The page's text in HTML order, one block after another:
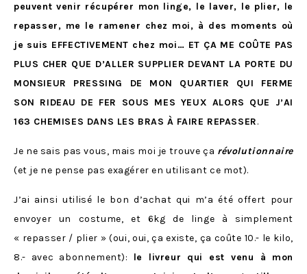
peuvent venir récupérer mon linge, le laver, le plier, le
repasser, me le ramener chez moi, à des moments où
je suis EFFECTIVEMENT chez moi… ET ÇA ME COÛTE PAS
PLUS CHER QUE D’ALLER SUPPLIER DEVANT LA PORTE DU
MONSIEUR PRESSING DE MON QUARTIER QUI FERME
SON RIDEAU DE FER SOUS MES YEUX ALORS QUE J’AI
163 CHEMISES DANS LES BRAS À FAIRE REPASSER.
Je ne sais pas vous, mais moi je trouve ça révolutionnaire
(et je ne pense pas exagérer en utilisant ce mot).
J’ai ainsi utilisé le bon d’achat qui m’a été offert pour
envoyer un costume, et 6kg de linge à simplement
« repasser / plier » (oui, oui, ça existe, ça coûte 10.- le kilo,
8.- avec abonnement): le livreur qui est venu à mon